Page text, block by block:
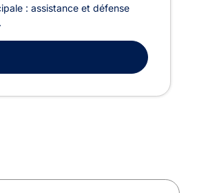
: assistance et défense